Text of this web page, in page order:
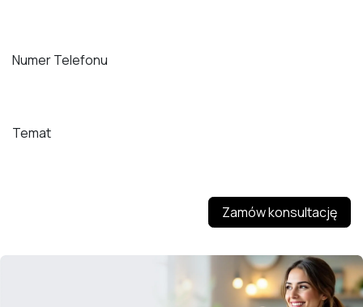
Numer Telefonu
Temat
Zamów konsultację